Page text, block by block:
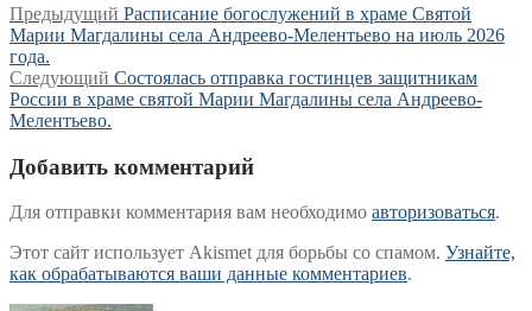
Навигация
по
записям
Предыдущий Предыдущая
запись:
Расписание богослужений в храме Святой
Марии Магдалины села Андреево-Мелентьево на июль 2026
года.
Следующий Следующая
запись:
Состоялась отправка гостинцев защитникам
России в храме святой Марии Магдалины села Андреево-
Мелентьево.
Добавить комментарий
Для отправки комментария вам необходимо авторизоваться.
Этот сайт использует Akismet для борьбы со спамом. Узнайте,
как обрабатываются ваши данные комментариев.